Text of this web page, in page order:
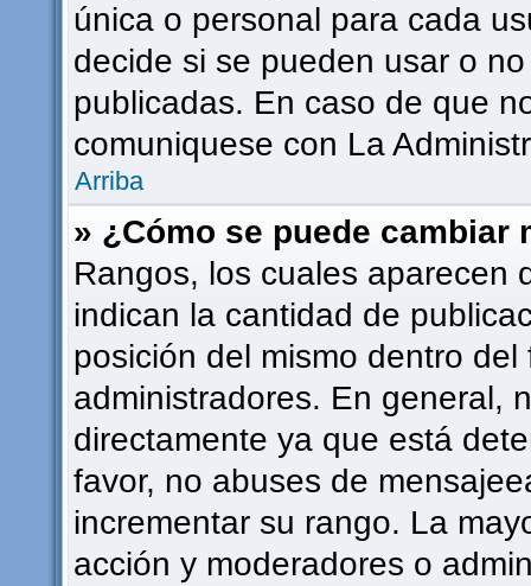
única o personal para cada
decide si se pueden usar o
publicadas. En caso de que
comuniquese con La
Arriba
» ¿Cómo se puede cambiar
Rangos, los cuales aparecen
indican la cantidad de
posición del mismo dentro
administradores. En general,
directamente ya que está
favor, no abuses de
incrementar su rango. La
acción y moderadores o